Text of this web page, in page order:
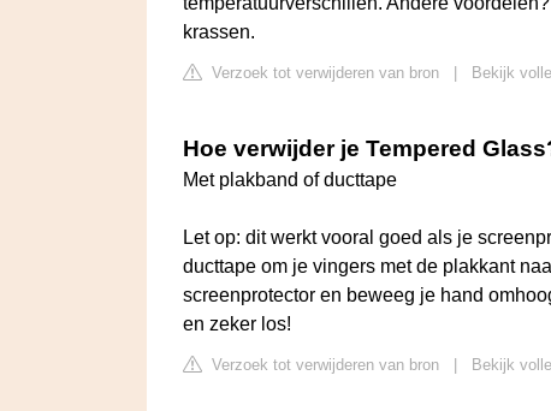
krassen.
Verzoek tot verwijderen van bron Bekijk
Hoe verwijder je Tempered
Met plakband of ducttape
Let op: dit werkt vooral goed als je
ducttape om je vingers met de plakkant
screenprotector en beweeg je hand
en zeker los!
Verzoek tot verwijderen van bron Bekijk